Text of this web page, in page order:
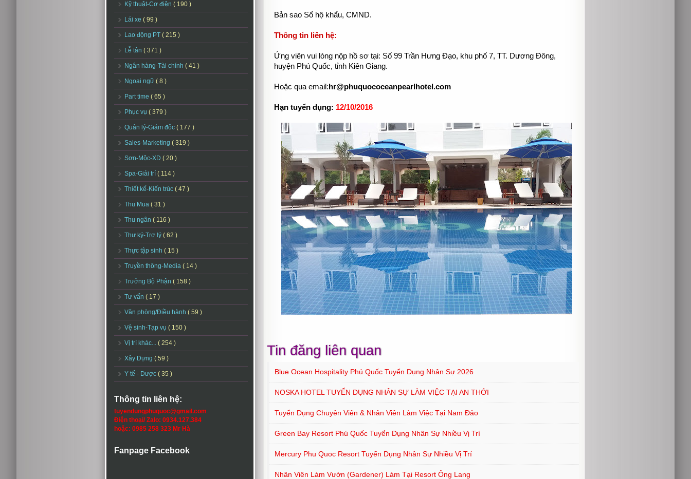
Kỹ thuật-Cơ điện ( 190 )
Lái xe ( 99 )
Lao động PT ( 215 )
Lễ tân ( 371 )
Ngân hàng-Tài chính ( 41 )
Ngoại ngữ ( 8 )
Part time ( 65 )
Phục vụ ( 379 )
Quản lý-Giám đốc ( 177 )
Sales-Marketing ( 319 )
Sơn-Mộc-XD ( 20 )
Spa-Giải trí ( 114 )
Thiết kế-Kiến trúc ( 47 )
Thu Mua ( 31 )
Thu ngân ( 116 )
Thư ký-Trợ lý ( 62 )
Thực tập sinh ( 15 )
Truyền thông-Media ( 14 )
Trưởng Bộ Phận ( 158 )
Tư vấn ( 17 )
Văn phòng/Điều hành ( 59 )
Vệ sinh-Tạp vụ ( 150 )
Vị trí khác... ( 254 )
Xây Dựng ( 59 )
Y tế - Dược ( 35 )
Thông tin liên hệ:
tuyendungphuquoc@gmail.com
Điện thoại/ Zalo: 0934.127.384
hoặc: 0985 258 323 Mr Hà
Fanpage Facebook
Bản sao Sổ hộ khẩu, CMND.
Thông tin liên hệ:
Ứng viên vui lòng nộp hồ sơ tại: Số 99 Trần Hưng Đạo, khu phố 7, TT. Dương Đông,
huyện Phú Quốc, tỉnh Kiên Giang.
Hoặc qua email: hr@phuquococeanpearlhotel.com
Hạn tuyển dụng: 12/10/2016
Tin đăng liên quan
Blue Ocean Hospitality Phú Quốc Tuyển Dụng Nhân Sự 2026
NOSKA HOTEL TUYỂN DỤNG NHÂN SỰ LÀM VIỆC TẠI AN THỚI
Tuyển Dụng Chuyên Viên & Nhân Viên Làm Việc Tại Nam Đảo
Green Bay Resort Phú Quốc Tuyển Dụng Nhân Sự Nhiều Vị Trí
Mercury Phu Quoc Resort Tuyển Dụng Nhân Sự Nhiều Vị Trí
Nhân Viên Làm Vườn (Gardener) Làm Tại Resort Ông Lang